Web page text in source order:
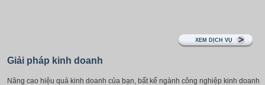
XEM DỊCH VỤ
Giải pháp kinh doanh
Nâng cao hiệu quả kinh doanh của bạn, bất kể ngành công nghiệp kinh doanh